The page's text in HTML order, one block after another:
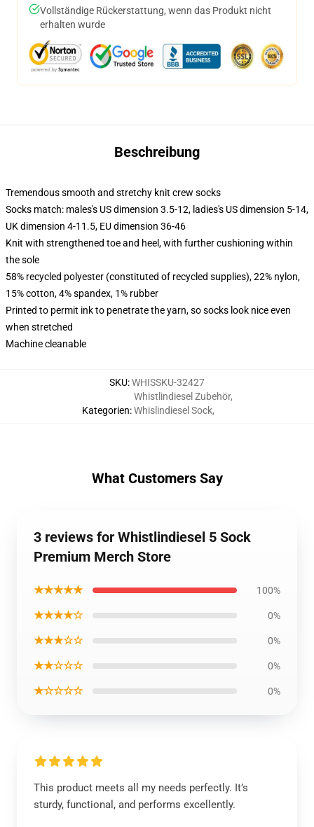
Vollständige Rückerstattung, wenn das Produkt nicht
erhalten wurde
Beschreibung
Tremendous smooth and stretchy knit crew socks
Socks match: males's US dimension 3.5-12, ladies's US dimension 5-14,
UK dimension 4-11.5, EU dimension 36-46
Knit with strengthened toe and heel, with further cushioning within
the sole
58% recycled polyester (constituted of recycled supplies), 22% nylon,
15% cotton, 4% spandex, 1% rubber
Printed to permit ink to penetrate the yarn, so socks look nice even
when stretched
Machine cleanable
SKU:WHISSKU-32427
Kategorien:
Whistlindiesel Zubehör,
Whislindiesel Sock,
What Customers Say
3 reviews for Whistlindiesel 5 Sock
Premium Merch Store
★★★★★ 100%
★★★★☆ 0%
★★★☆☆ 0%
★★☆☆☆ 0%
★☆☆☆☆ 0%
This product meets all my needs perfectly. It’s
sturdy, functional, and performs excellently.